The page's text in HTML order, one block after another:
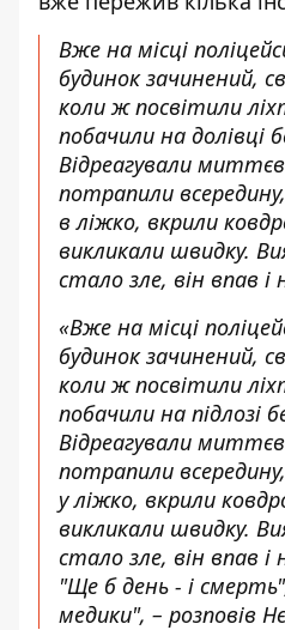
Вже на місці
будинок зачинений,
коли ж посвітили
побачили на долівці
Відреагували
потрапили
в ліжко, вкрили
викликали швидку.
стало зле, він впав і
«Вже на місці
будинок зачинений,
коли ж посвітили
побачили на підлозі
Відреагували
потрапили
у ліжко, вкрили
викликали швидку.
стало зле, він впав і
"Ще б день - і
медики", – розповів